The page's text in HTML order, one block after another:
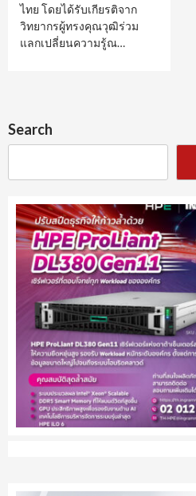
ไทย โดยได้รับเกียรติจาก
วิทยากรผู้ทรงคุณวุฒิร่วม
แลกเปลี่ยนความรู้ณ…
Search